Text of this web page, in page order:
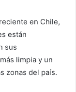
en Chile,
están
sus
limpia y un
zonas del país.